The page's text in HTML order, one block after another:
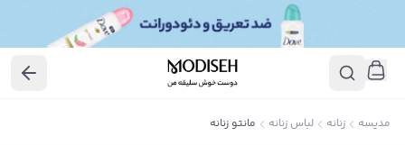
مدیسه زنانه لباس زنانه مانتو زنانه